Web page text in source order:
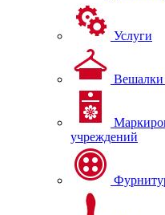
Услуги
учреждений